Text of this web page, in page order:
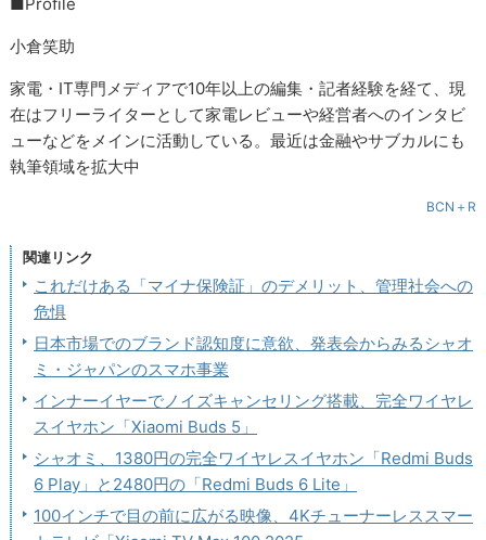
小倉笑助
家電・IT専門メディアで10年以上の編集・記者経験を経て、現
在はフリーライターとして家電レビューや経営者へのインタビ
ューなどをメインに活動している。最近は金融やサブカルにも
執筆領域を拡大中
BCN＋R
関連リンク
これだけある「マイナ保険証」のデメリット、管理社会への
危惧
日本市場でのブランド認知度に意欲、発表会からみるシャオ
ミ・ジャパンのスマホ事業
インナーイヤーでノイズキャンセリング搭載、完全ワイヤレ
スイヤホン「Xiaomi Buds 5」
シャオミ、1380円の完全ワイヤレスイヤホン「Redmi Buds
6 Play」と2480円の「Redmi Buds 6 Lite」
100インチで目の前に広がる映像、4Kチューナーレススマー